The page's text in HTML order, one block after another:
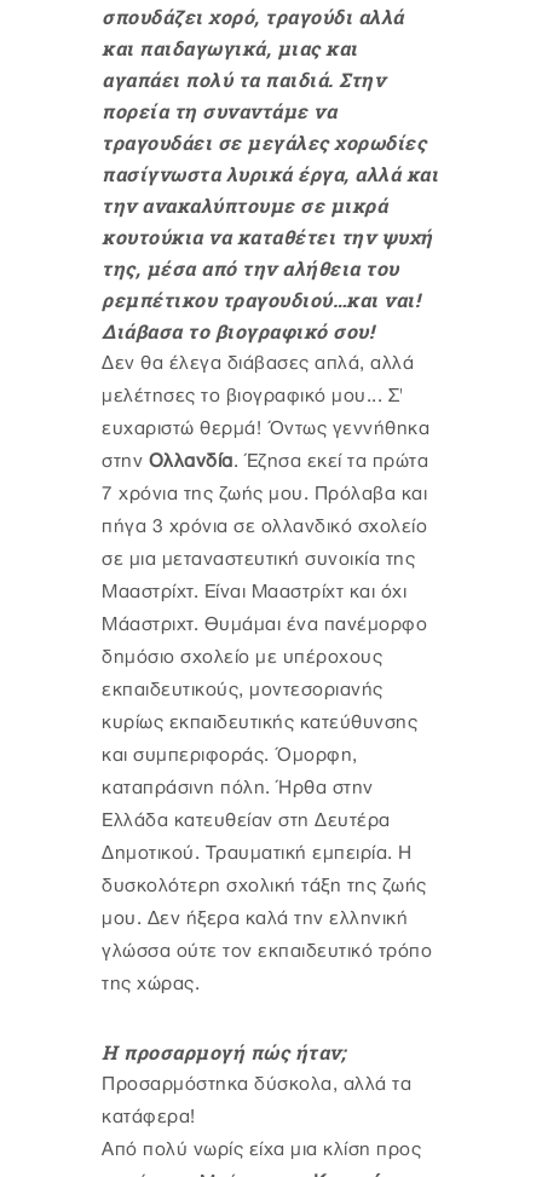
σπουδάζει χορό, τραγούδι αλλά
και παιδαγωγικά, μιας και
αγαπάει πολύ τα παιδιά. Στην
πορεία τη συναντάμε να
τραγουδάει σε μεγάλες χορωδίες
πασίγνωστα λυρικά έργα, αλλά και
την ανακαλύπτουμε σε μικρά
κουτούκια να καταθέτει την ψυχή
της, μέσα από την αλήθεια του
ρεμπέτικου τραγουδιού…και ναι!
Διάβασα το βιογραφικό σου!
Δεν θα έλεγα διάβασες απλά, αλλά
μελέτησες το βιογραφικό μου... Σ'
ευχαριστώ θερμά! Όντως γεννήθηκα
στην Ολλανδία. Έζησα εκεί τα πρώτα
7 χρόνια της ζωής μου. Πρόλαβα και
πήγα 3 χρόνια σε ολλανδικό σχολείο
σε μια μεταναστευτική συνοικία της
Μααστρίχτ. Είναι Μααστρίχτ και όχι
Μάαστριχτ. Θυμάμαι ένα πανέμορφο
δημόσιο σχολείο με υπέροχους
εκπαιδευτικούς, μοντεσοριανής
κυρίως εκπαιδευτικής κατεύθυνσης
και συμπεριφοράς. Όμορφη,
καταπράσινη πόλη. Ήρθα στην
Ελλάδα κατευθείαν στη Δευτέρα
Δημοτικού. Τραυματική εμπειρία. Η
δυσκολότερη σχολική τάξη της ζωής
μου. Δεν ήξερα καλά την ελληνική
γλώσσα ούτε τον εκπαιδευτικό τρόπο
της χώρας.
Η προσαρμογή πώς ήταν;
Προσαρμόστηκα δύσκολα, αλλά τα
κατάφερα!
Από πολύ νωρίς είχα μια κλίση προς